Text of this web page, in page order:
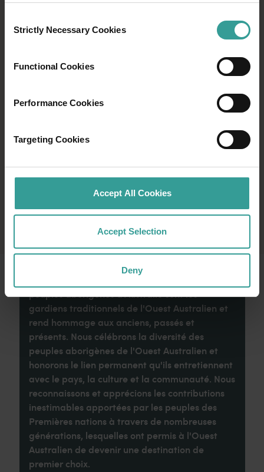
Selection
Strictly Necessary Cookies
Functional Cookies
Performance Cookies
Targeting Cookies
Accept All Cookies
Accept Selection
Deny
Tourism Western Australia reconnaît que les
peuples aborigènes d'Australie sont les
gardiens traditionnels de l'Ouest Australien et
rend hommage aux anciens, passés et
présents. Nous célébrons la diversité des
peuples aborigènes de l'Ouest Australien et
honorons le lien permanent qu'ils entretiennent
avec le pays, la culture et la communauté. Nous
reconnaissons et apprécions les contributions
inestimables apportées par les peuples des
Premières nations à travers de nombreuses
générations, lesquelles ont permis à l'Ouest
Australien de devenir une destination de
premier choix.